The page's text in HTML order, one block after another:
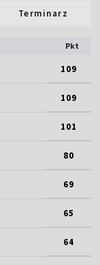
Terminarz
Pkt
109
109
101
80
69
65
64